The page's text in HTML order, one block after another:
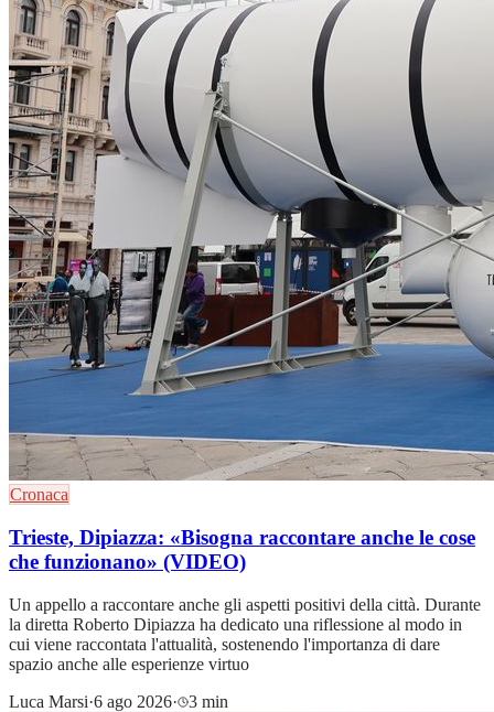
Cronaca
Trieste, Dipiazza: «Bisogna raccontare anche le cose
che funzionano» (VIDEO)
Un appello a raccontare anche gli aspetti positivi della città. Durante
la diretta Roberto Dipiazza ha dedicato una riflessione al modo in
cui viene raccontata l'attualità, sostenendo l'importanza di dare
spazio anche alle esperienze virtuo
Luca Marsi·6 ago 2026· 3 min